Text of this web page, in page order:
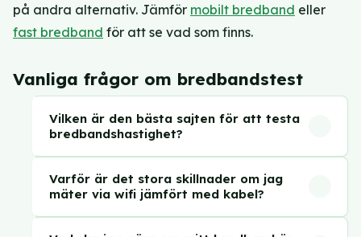
på andra alternativ. Jämför mobilt bredband eller
fast bredband för att se vad som finns.
Vanliga frågor om bredbandstest
Vilken är den bästa sajten för att testa
bredbandshastighet?
Sverige och drivs av PTS (Post- och
Varför är det stora skillnader om jag
mäter via wifi jämfört med kabel?